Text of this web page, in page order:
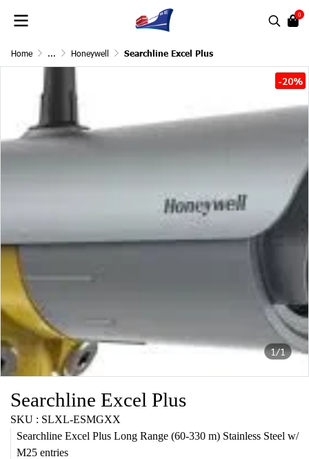
0
Home ... Honeywell Searchline Excel Plus
1/1
-20%
Searchline Excel Plus
SKU : SLXL-ESMGXX
Searchline Excel Plus Long Range (60-330 m) Stainless Steel w/
M25 entries